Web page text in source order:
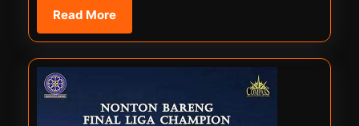
Gratis
Read MoreRead
More